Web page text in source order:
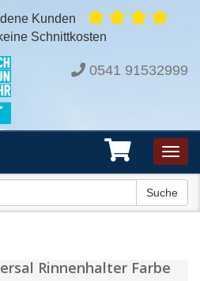
Kunden
Schnittkosten
0541 91532999
Suche
Rinnenhalter Farbe